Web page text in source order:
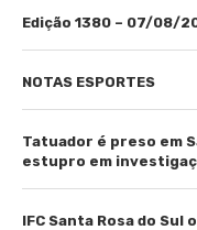
Edição 1380 – 07/08/
NOTAS ESPORTES
Tatuador é preso em
estupro em
IFC Santa Rosa do